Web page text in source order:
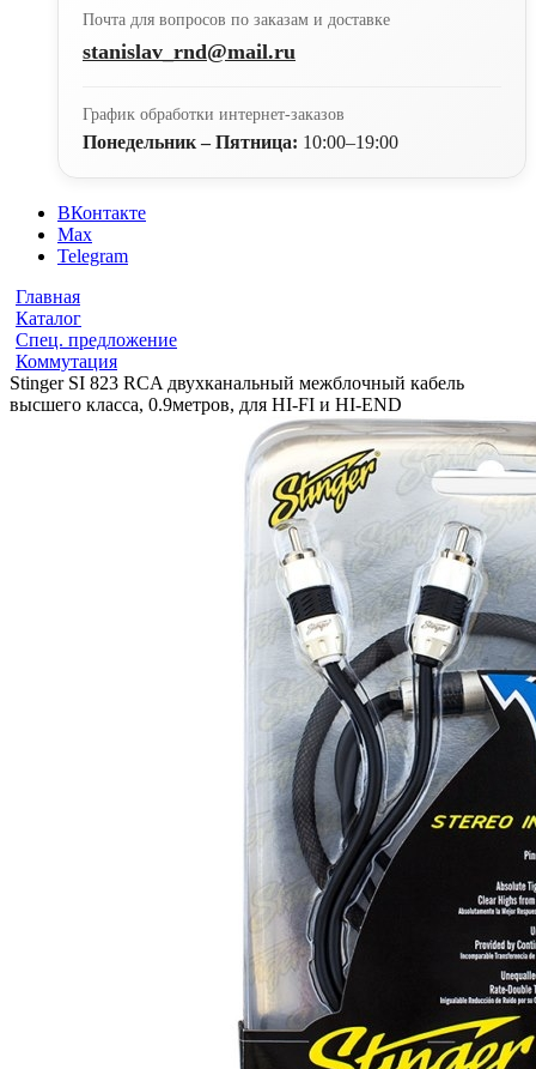
Почта для вопросов по заказам и доставке
stanislav_rnd@mail.ru
График обработки интернет-заказов
Понедельник – Пятница: 10:00–19:00
ВКонтакте
Max
Telegram
Главная
Каталог
Спец. предложение
Коммутация
Stinger SI 823 RCA двухканальный межблочный кабель
высшего класса, 0.9метров, для HI-FI и HI-END